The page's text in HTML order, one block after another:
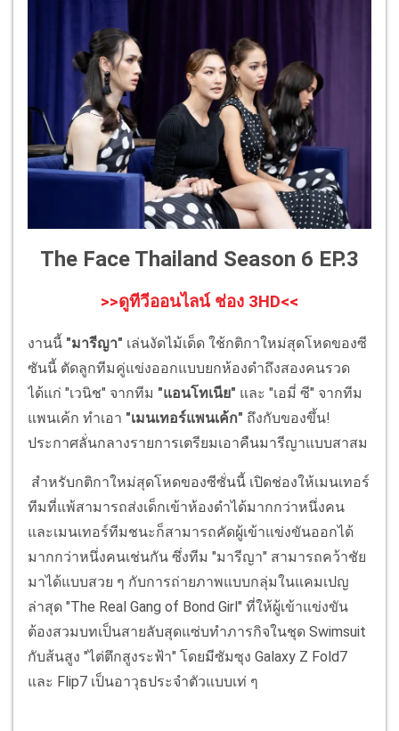
The Face Thailand Season 6 EP.3
>>ดูทีวีออนไลน์ ช่อง 3HD<<
งานนี้ "มารีญา" เล่นงัดไม้เด็ด ใช้กติกาใหม่สุดโหดของซี
ซันนี้ ตัดลูกทีมคู่แข่งออกแบบยกห้องดำถึงสองคนรวด
ได้แก่ "เวนิช" จากทีม "แอนโทเนีย" และ "เอมี่ ซี" จากทีม
แพนเค้ก ทำเอา "เมนเทอร์แพนเค้ก" ถึงกับของขึ้น!
ประกาศลั่นกลางรายการเตรียมเอาคืนมารีญาแบบสาสม
สำหรับกติกาใหม่สุดโหดของซีซั่นนี้ เปิดช่องให้เมนเทอร์
ทีมที่แพ้สามารถส่งเด็กเข้าห้องดำได้มากกว่าหนึ่งคน
และเมนเทอร์ทีมชนะก็สามารถคัดผู้เข้าแข่งขันออกได้
มากกว่าหนึ่งคนเช่นกัน ซึ่งทีม "มารีญา" สามารถคว้าชัย
มาได้แบบสวย ๆ กับการถ่ายภาพแบบกลุ่มในแคมเปญ
ล่าสุด "The Real Gang of Bond Girl" ที่ให้ผู้เข้าแข่งขัน
ต้องสวมบทเป็นสายลับสุดแซ่บทำภารกิจในชุด Swimsuit
กับส้นสูง "ไต่ตึกสูงระฟ้า" โดยมีซัมซุง Galaxy Z Fold7
และ Flip7 เป็นอาวุธประจำตัวแบบเท่ ๆ